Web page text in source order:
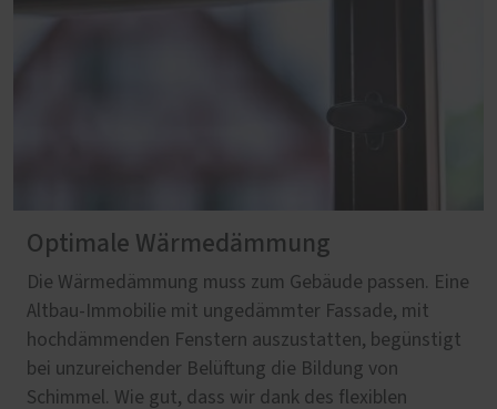
Optimale Wärmedämmung
Die Wärmedämmung muss zum Gebäude passen. Eine
Altbau-Immobilie mit ungedämmter Fassade, mit
hochdämmenden Fenstern auszustatten, begünstigt
bei unzureichender Belüftung die Bildung von
Schimmel. Wie gut, dass wir dank des flexiblen